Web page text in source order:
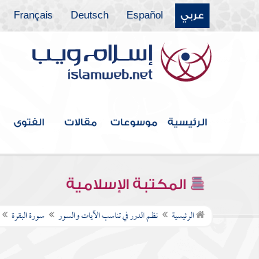
عربي Español
Deutsch
Français
الرئيسية موسوعات مقالات الفتوى
المكتبة الإسلامية
الرئيسية نظم الدرر في تناسب الآيات والسور سورة البقرة
سورة الفاتحة
سورة البقرة